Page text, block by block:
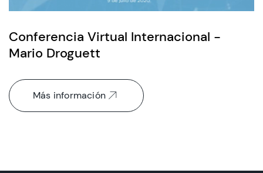
Conferencia Virtual Internacional -
Mario Droguett
Más información